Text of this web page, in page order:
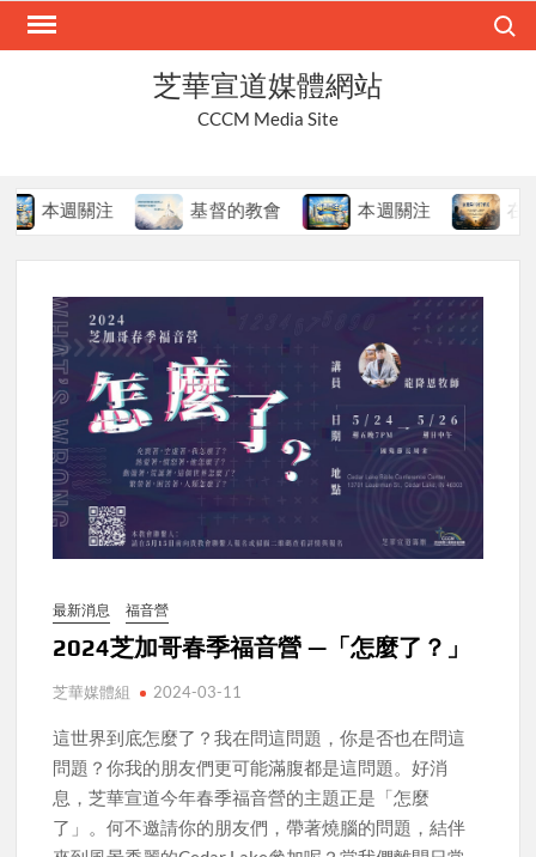
Skip
芝華宣道媒體網站
CCCM Media Site
本週關注 基督的教會 本週關注 在變局
最新消息 福音營
2024芝加哥春季福音營 —「怎麼了？」
芝華媒體組 2024-03-11
這世界到底怎麼了？我在問這問題，你是否也在問這
問題？你我的朋友們更可能滿腹都是這問題。好消
息，芝華宣道今年春季福音營的主題正是「怎麼
了」。何不邀請你的朋友們，帶著燒腦的問題，結伴